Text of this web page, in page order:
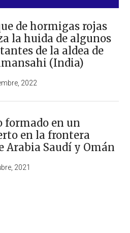
de hormigas rojas
la huida de algunos
de la aldea de
(India)
2022
formado en un
en la frontera
Arabia Saudí y Omán
2021